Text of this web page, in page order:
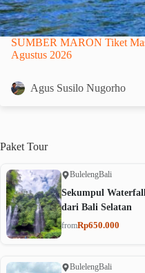
SUMBER MARON Tiket
Agustus 2026
Agus Susilo Nugorho
Paket Tour
BulelengBali
Sekumpul
dari Bali Selatan
fromRp650.000
BulelengBali